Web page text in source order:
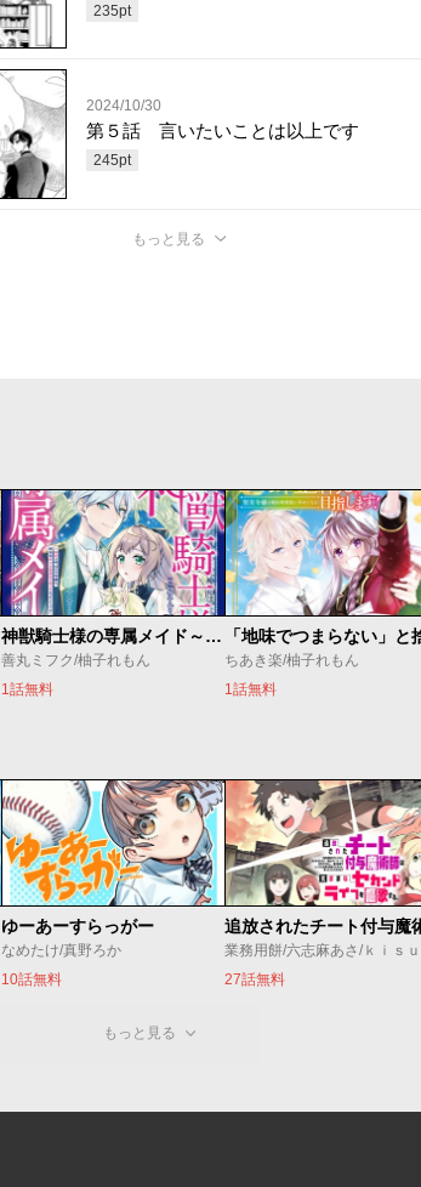
235pt
2024/10/30
第５話 言いたいことは以上です
245pt
もっと見る
神獣騎士様の専属メイド～無能と呼ばれた令嬢は、本当は希少な聖属性の使い手だったようです～
善丸ミフク/柚子れもん
1話無料
ちあき楽/柚子れもん
1話無料
ゆーあーすらっがー
なめたけ/真野ろか
10話無料
業務用餅/六志麻あさ/ｋｉｓ
27話無料
もっと見る